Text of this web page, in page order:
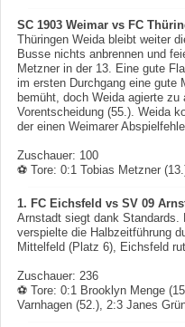
SC 1903 Weimar vs FC
Thüringen Weida bleibt weiter
Busse nichts anbrennen und
Metzner in der 13. Eine gute
im ersten Durchgang eine gute
bemüht, doch Weida agierte
Vorentscheidung (55.). Weida
der einen Weimarer
Zuschauer: 100
⚽ Tore: 0:1 Tobias Metzner
1. FC Eichsfeld vs SV 09
Arnstadt siegt dank Standards.
verspielte die Halbzeitführung
Mittelfeld (Platz 6), Eichsfeld
Zuschauer: 236
⚽ Tore: 0:1 Brooklyn Menge
Varnhagen (52.), 2:3 Janes